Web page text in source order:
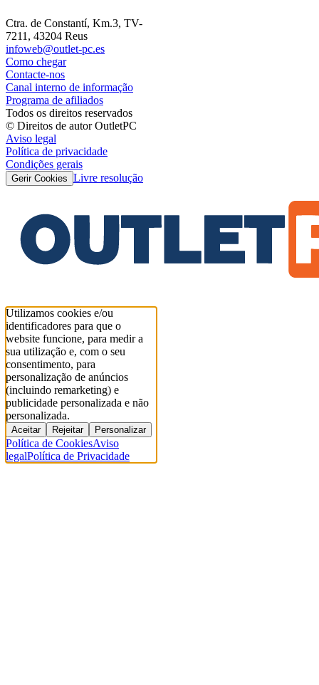
Ctra. de Constantí, Km.3, TV-
7211, 43204 Reus
infoweb@outlet-pc.es
Como chegar
Contacte-nos
Canal interno de informação
Programa de afiliados
Todos os direitos reservados
© Direitos de autor OutletPC
Aviso legal
Política de privacidade
Condições gerais
Gerir Cookies Livre resolução
Utilizamos cookies e/ou
identificadores para que o
website funcione, para medir a
sua utilização e, com o seu
consentimento, para
personalização de anúncios
(incluindo remarketing) e
publicidade personalizada e não
personalizada.
Aceitar Rejeitar Personalizar
Política de CookiesAviso
legalPolítica de Privacidade